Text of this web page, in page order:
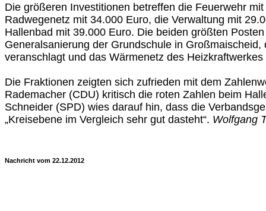
Die größeren Investitionen betreffen die Feuerwehr
Radwegenetz mit 34.000 Euro, die Verwaltung mit
Hallenbad mit 39.000 Euro. Die beiden größten
Generalsanierung der Grundschule in Großmaischeid,
veranschlagt und das Wärmenetz des
Die Fraktionen zeigten sich zufrieden mit dem
Rademacher (CDU) kritisch die roten Zahlen beim
Schneider (SPD) wies darauf hin, dass die
„Kreisebene im Vergleich sehr gut dasteht“. Wolfgang
Nachricht vom 22.12.2012